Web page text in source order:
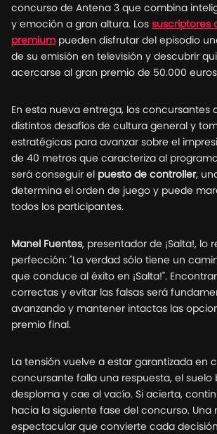
concurso de Antena 3 que combina
y emoción a gran altura. Los suscriptores
premium pueden disfrutar del episodio
de su emisión en televisión y descubrir
acercarse al gran premio de 50.000
En esta nueva entrega, los concursantes
distintos desafíos de cultura general y
estratégicas para avanzar sobre el
de 40 metros que caracteriza al
será conseguir el puesto de controller,
determina el orden de juego y puede
todos los participantes.
Manel Fuentes, presentador de ¡Salta!, lo
perfección: "La verdad sólo tiene un
que conduce al éxito en ¡Salta!".
correctas y evitar las falsas será
avanzando y mantener intactas las
premio final.
La tensión vuelve a estar garantizada en
concursante falla una respuesta, el suelo
desploma y cae al vacío. Si acierta,
hacia la siguiente fase del concurso.
espectacular que convierte cada